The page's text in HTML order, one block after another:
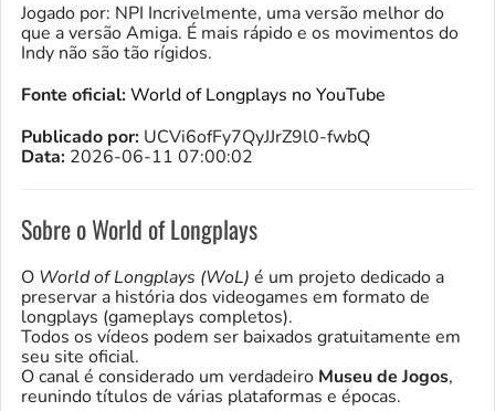
Jogado por: NPI Incrivelmente, uma versão melhor do
que a versão Amiga. É mais rápido e os movimentos do
Indy não são tão rígidos.
Fonte oficial:World of Longplays no YouTube
Publicado por: UCVi6ofFy7QyJJrZ9l0-fwbQ
Data: 2026-06-11 07:00:02
Sobre o World of Longplays
O World of Longplays (WoL) é um projeto dedicado a
preservar a história dos videogames em formato de
longplays (gameplays completos).
Todos os vídeos podem ser baixados gratuitamente em
seu site oficial.
O canal é considerado um verdadeiro Museu de Jogos,
reunindo títulos de várias plataformas e épocas.